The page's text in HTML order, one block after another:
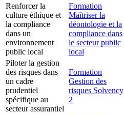
Renforcer la
culture éthique et
la compliance
dans un
environnement
public local
Formation
Maîtriser la
déontologie et la
compliance dans
le secteur public
local
Piloter la gestion
des risques dans
un cadre
prudentiel
spécifique au
secteur assurantiel
Formation
Gestion des
risques Solvency
2